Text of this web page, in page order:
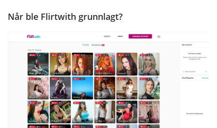
Når ble Flirtwith grunnlagt?